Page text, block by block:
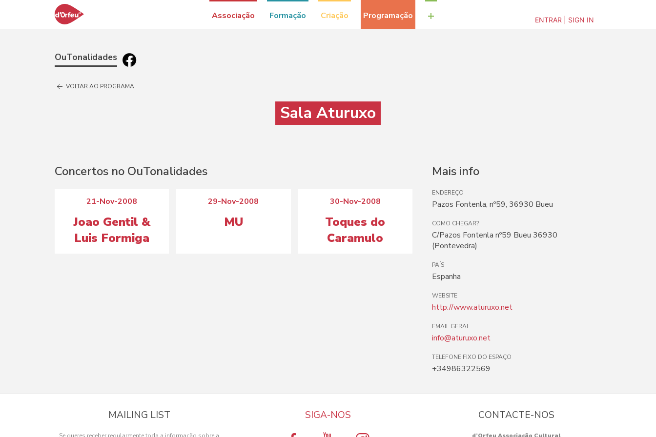
Associação Formação Criação Programação + ENTRAR | SIGN IN
OuTonalidades
VOLTAR AO PROGRAMA
Sala Aturuxo
Concertos no OuTonalidades
21-Nov-2008
Joao Gentil &
Luis Formiga
29-Nov-2008
MU
30-Nov-2008
Toques do
Caramulo
Mais info
ENDEREÇO
Pazos Fontenla, nº59, 36930 Bueu
COMO CHEGAR?
C/Pazos Fontenla nº59 Bueu 36930
(Pontevedra)
PAÍS
Espanha
WEBSITE
http://www.aturuxo.net
EMAIL GERAL
info@aturuxo.net
TELEFONE FIXO DO ESPAÇO
+34986322569
MAILING LIST SIGA-NOS CONTACTE-NOS